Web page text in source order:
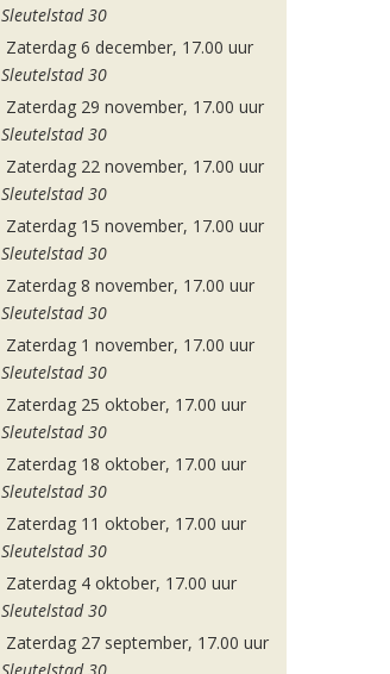
Sleutelstad 30
Zaterdag 6 december, 17.00 uur
Sleutelstad 30
Zaterdag 29 november, 17.00 uur
Sleutelstad 30
Zaterdag 22 november, 17.00 uur
Sleutelstad 30
Zaterdag 15 november, 17.00 uur
Sleutelstad 30
Zaterdag 8 november, 17.00 uur
Sleutelstad 30
Zaterdag 1 november, 17.00 uur
Sleutelstad 30
Zaterdag 25 oktober, 17.00 uur
Sleutelstad 30
Zaterdag 18 oktober, 17.00 uur
Sleutelstad 30
Zaterdag 11 oktober, 17.00 uur
Sleutelstad 30
Zaterdag 4 oktober, 17.00 uur
Sleutelstad 30
Zaterdag 27 september, 17.00 uur